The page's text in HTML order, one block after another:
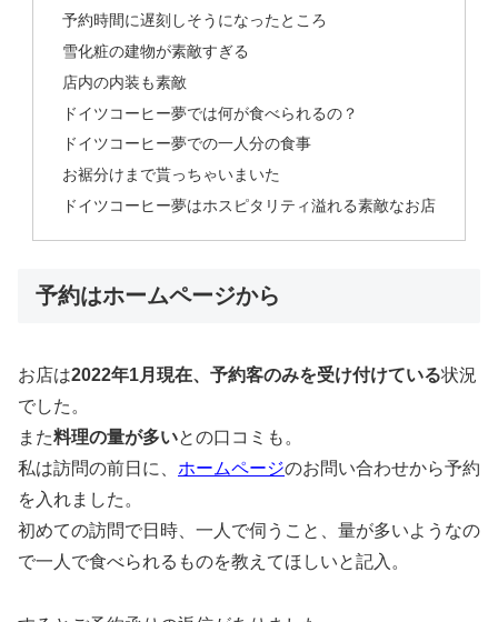
予約時間に遅刻しそうになったところ
雪化粧の建物が素敵すぎる
店内の内装も素敵
ドイツコーヒー夢では何が食べられるの？
ドイツコーヒー夢での一人分の食事
お裾分けまで貰っちゃいまいた
ドイツコーヒー夢はホスピタリティ溢れる素敵なお店
予約はホームページから
お店は2022年1月現在、予約客のみを受け付けている状況
でした。
また料理の量が多いとの口コミも。
私は訪問の前日に、 ホームページのお問い合わせから予約
を入れました。
初めての訪問で日時、一人で伺うこと、量が多いようなの
で一人で食べられるものを教えてほしいと記入。